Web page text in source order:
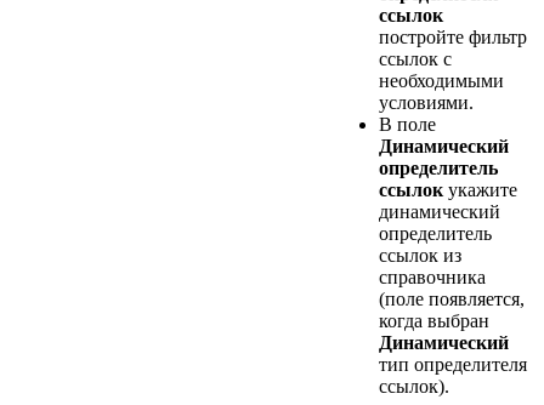
ссылок
постройте фильтр
ссылок с
необходимыми
условиями.
В поле
Динамический
определитель
ссылок укажите
динамический
определитель
ссылок из
справочника
(поле появляется,
когда выбран
Динамический
тип определителя
ссылок).